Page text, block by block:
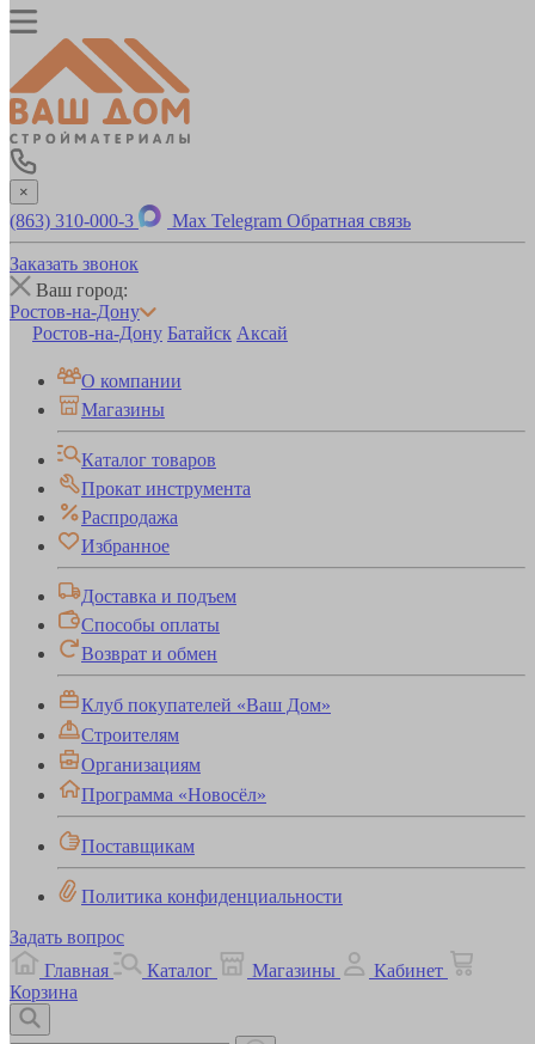
×
(863) 310-000-3 Max Telegram Обратная связь
Заказать звонок
Ваш город:
Ростов-на-Дону
Ростов-на-Дону Батайск Аксай
О компании
Магазины
Каталог товаров
Прокат инструмента
Распродажа
Избранное
Доставка и подъем
Способы оплаты
Возврат и обмен
Клуб покупателей «Ваш Дом»
Строителям
Организациям
Программа «Новосёл»
Поставщикам
Политика конфиденциальности
Задать вопрос
Главная
Каталог Магазины
Кабинет
Корзина